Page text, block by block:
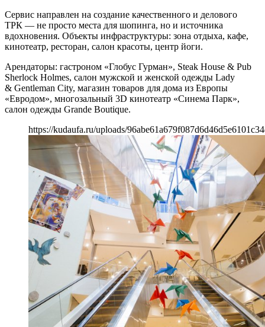
Сервис направлен на создание качественного и делового
ТРК — не просто места для шопинга, но и источника
вдохновения. Объекты инфраструктуры: зона отдыха, кафе,
кинотеатр, ресторан, салон красоты, центр йоги.
Арендаторы: гастроном «Глобус Гурман», Steak House & Pub
Sherlock Holmes, салон мужской и женской одежды Lady
& Gentleman City, магазин товаров для дома из Европы
«Евродом», многозальный 3D кинотеатр «Синема Парк»,
салон одежды Grande Boutique.
https://kudaufa.ru/uploads/